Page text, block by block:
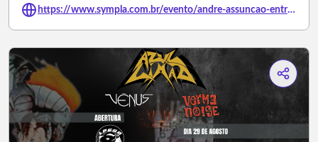
https://www.sympla.com.br/evento/andre-assuncao-entre-caes-e-gatos/3451807